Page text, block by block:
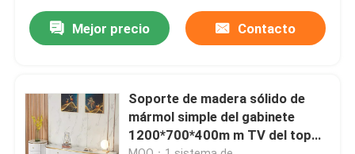
Muebles del sitio casero
Muebles de la sala de estar
Muebles del comedor
Mejor precio Contacto
Soporte de madera sólido de
mármol simple del gabinete
1200*700*400m m TV del top